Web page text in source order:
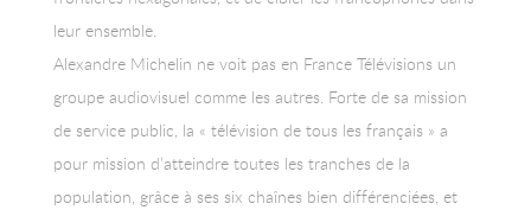
leur ensemble.
Alexandre Michelin ne voit pas en France Télévisions un
groupe audiovisuel comme les autres. Forte de sa mission
de service public, la « télévision de tous les français » a
pour mission d’atteindre toutes les tranches de la
population, grâce à ses six chaînes bien différenciées, et